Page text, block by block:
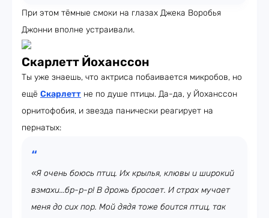
При этом тёмные смоки на глазах Джека Воробья
Джонни вполне устраивали.
Скарлетт Йоханссон
Ты уже знаешь, что актриса побаивается микробов, но
ещё Скарлетт не по душе птицы. Да-да, у Йоханссон
орнитофобия, и звезда панически реагирует на
пернатых:
«Я очень боюсь птиц. Их крылья, клювы и широкий
взмахи...бр-р-р! В дрожь бросает. И страх мучает
меня до сих пор. Мой дядя тоже боится птиц, так